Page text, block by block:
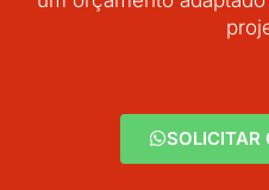
SOLICITAR